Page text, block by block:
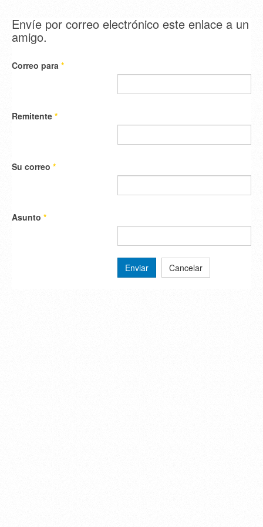
Envíe por correo electrónico este enlace a un
amigo.
Correo para *
Remitente *
Su correo *
Asunto *
Enviar Cancelar